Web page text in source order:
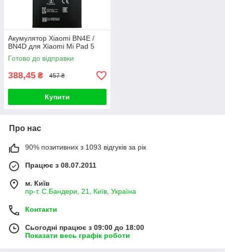
Акумулятор Xiaomi BN4E /
BN4D для Xiaomi Mi Pad 5
Готово до відправки
388,45 ₴ 457 ₴
Купити
Про нас
90% позитивних з 1093 відгуків за рік
Працює з 08.07.2011
м. Київ
пр-т. С.Бандери, 21, Київ, Україна
Контакти
Сьогодні працює з 09:00 до 18:00
Показати весь графік роботи